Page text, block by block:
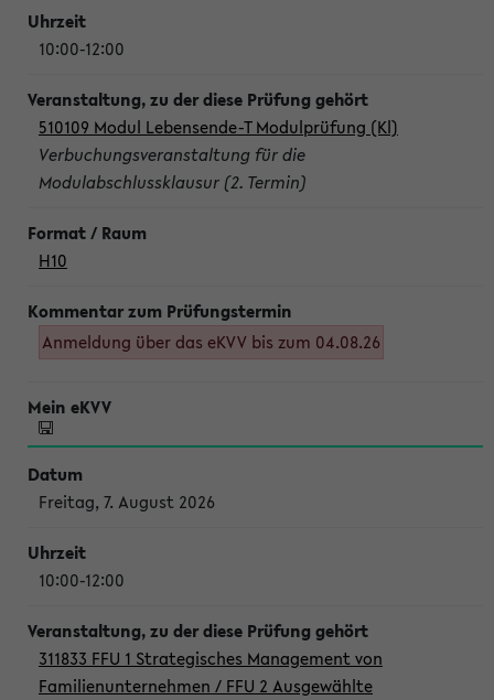
10:00-12:00
510109 Modul Lebensende-T Modulprüfung (Kl)
Verbuchungsveranstaltung für die
Modulabschlussklausur (2. Termin)
H10
Anmeldung über das eKVV bis zum 04.08.26
Freitag, 7. August 2026
10:00-12:00
311833 FFU 1 Strategisches Management von
Familienunternehmen / FFU 2 Ausgewählte